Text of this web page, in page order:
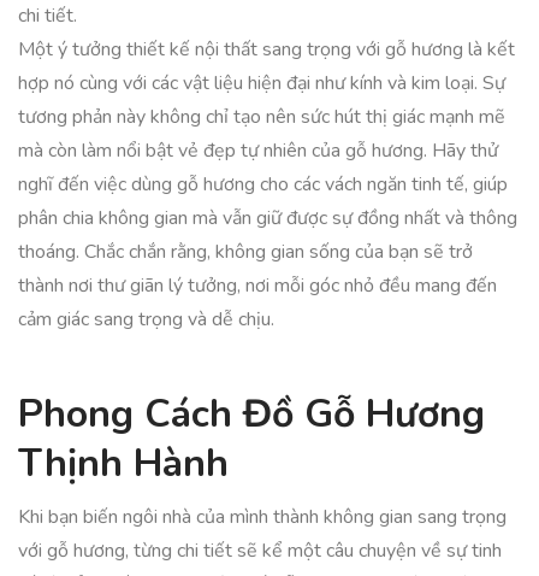
chi tiết.
Một ý tưởng thiết kế nội thất sang trọng với gỗ hương là kết
hợp nó cùng với các vật liệu hiện đại như kính và kim loại. Sự
tương phản này không chỉ tạo nên sức hút thị giác mạnh mẽ
mà còn làm nổi bật vẻ đẹp tự nhiên của gỗ hương. Hãy thử
nghĩ đến việc dùng gỗ hương cho các vách ngăn tinh tế, giúp
phân chia không gian mà vẫn giữ được sự đồng nhất và thông
thoáng. Chắc chắn rằng, không gian sống của bạn sẽ trở
thành nơi thư giãn lý tưởng, nơi mỗi góc nhỏ đều mang đến
cảm giác sang trọng và dễ chịu.
Phong Cách Đồ Gỗ Hương
Thịnh Hành
Khi bạn biến ngôi nhà của mình thành không gian sang trọng
với gỗ hương, từng chi tiết sẽ kể một câu chuyện về sự tinh